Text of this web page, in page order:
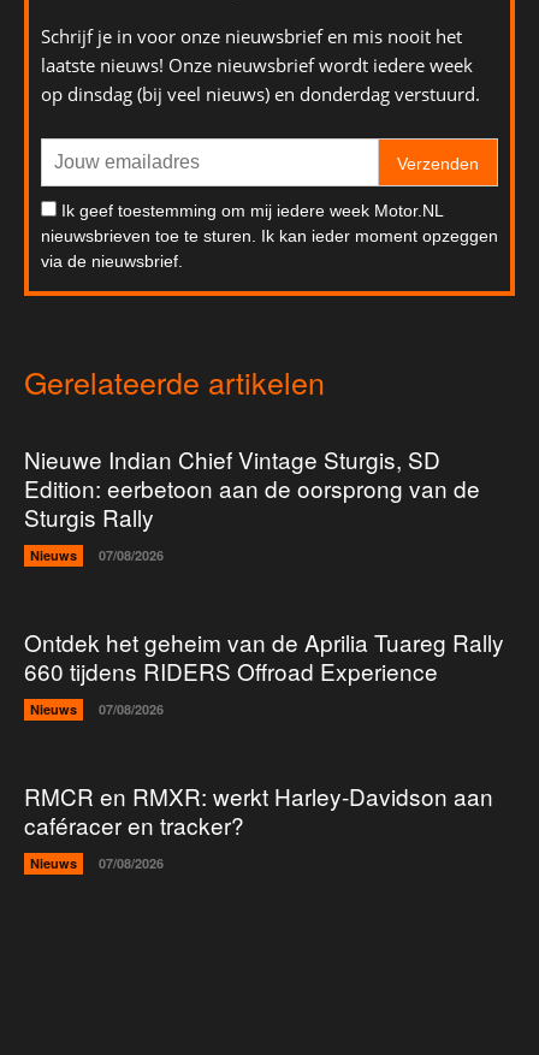
Schrijf je in voor onze nieuwsbrief en mis nooit het
laatste nieuws! Onze nieuwsbrief wordt iedere week
op dinsdag (bij veel nieuws) en donderdag verstuurd.
Verzenden
Ik geef toestemming om mij iedere week Motor.NL
nieuwsbrieven toe te sturen. Ik kan ieder moment opzeggen
via de nieuwsbrief.
Gerelateerde artikelen
Nieuwe Indian Chief Vintage Sturgis, SD
Edition: eerbetoon aan de oorsprong van de
Sturgis Rally
Nieuws 07/08/2026
Ontdek het geheim van de Aprilia Tuareg Rally
660 tijdens RIDERS Offroad Experience
Nieuws 07/08/2026
RMCR en RMXR: werkt Harley-Davidson aan
caféracer en tracker?
Nieuws 07/08/2026